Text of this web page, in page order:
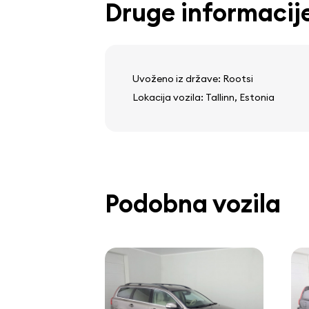
računalnik na krovu
Druge
Uvoženo iz države: Rootsi
Lokacija vozila: Tallinn, Estonia
Podobna vozila